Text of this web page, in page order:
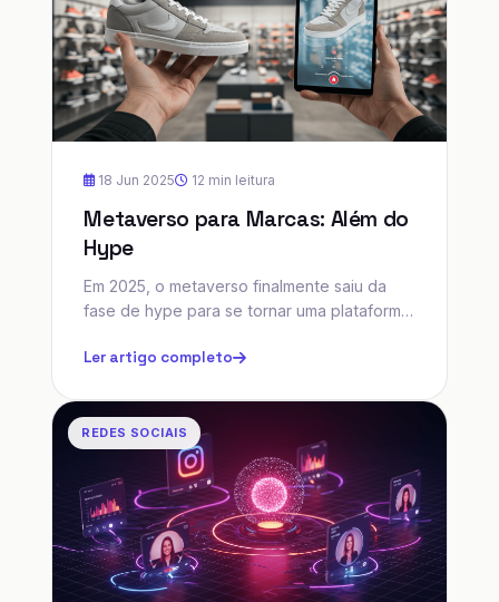
18 Jun 2025 12 min leitura
Metaverso para Marcas: Além do
Hype
Em 2025, o metaverso finalmente saiu da
fase de hype para se tornar uma plataforma
Descubra como sua empresa pode
Ler artigo completo
REDES SOCIAIS